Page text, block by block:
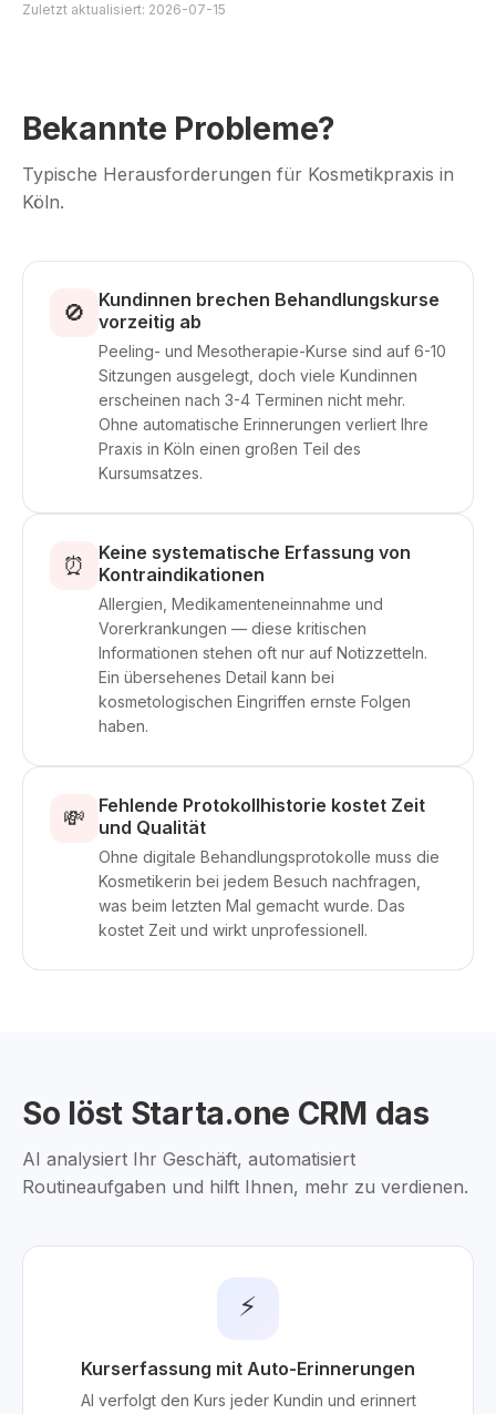
Zuletzt aktualisiert: 2026-07-15
Bekannte Probleme?
Typische Herausforderungen für Kosmetikpraxis in
Köln.
🚫
Kundinnen brechen Behandlungskurse
vorzeitig ab
Peeling- und Mesotherapie-Kurse sind auf 6-10
Sitzungen ausgelegt, doch viele Kundinnen
erscheinen nach 3-4 Terminen nicht mehr.
Ohne automatische Erinnerungen verliert Ihre
Praxis in Köln einen großen Teil des
Kursumsatzes.
⏰
Keine systematische Erfassung von
Kontraindikationen
Allergien, Medikamenteneinnahme und
Vorerkrankungen — diese kritischen
Informationen stehen oft nur auf Notizzetteln.
Ein übersehenes Detail kann bei
kosmetologischen Eingriffen ernste Folgen
haben.
💸
Fehlende Protokollhistorie kostet Zeit
und Qualität
Ohne digitale Behandlungsprotokolle muss die
Kosmetikerin bei jedem Besuch nachfragen,
was beim letzten Mal gemacht wurde. Das
kostet Zeit und wirkt unprofessionell.
So löst Starta.one CRM das
AI analysiert Ihr Geschäft, automatisiert
Routineaufgaben und hilft Ihnen, mehr zu verdienen.
⚡
Kurserfassung mit Auto-Erinnerungen
AI verfolgt den Kurs jeder Kundin und erinnert